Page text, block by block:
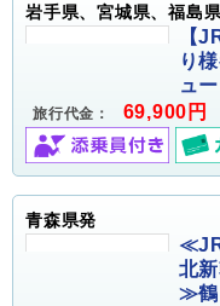
岩手県、宮城県、福島
【
り
ュ
旅行代金： 69,900円
青森県発
≪JR
北
≫鶴